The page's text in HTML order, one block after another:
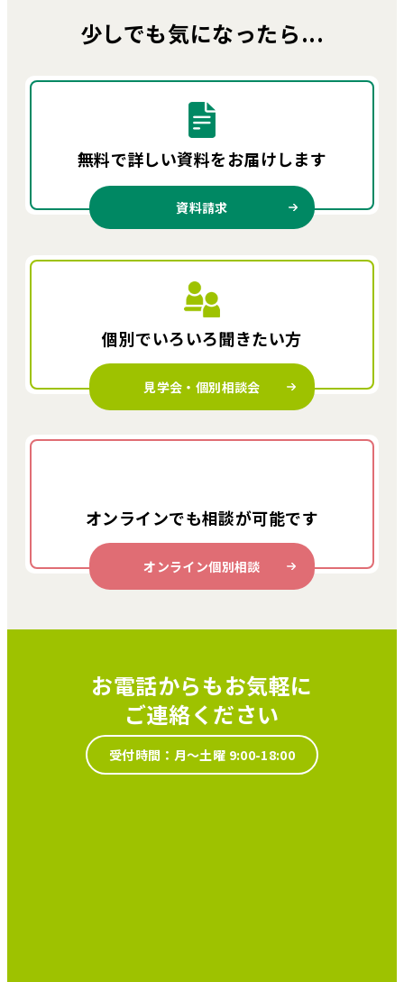
少しでも気になったら...
無料で詳しい資料をお届けします
資料請求
個別でいろいろ聞きたい方
見学会・個別相談会
オンラインでも相談が可能です
オンライン個別相談
お電話からもお気軽に
ご連絡ください
受付時間：月～土曜 9:00-18:00